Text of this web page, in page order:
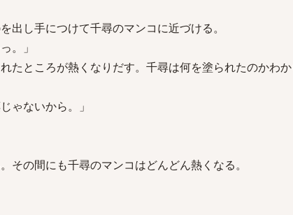
出し手につけて千尋のマンコに近づける。
。」
たところが熱くなりだす。千尋は何を塗られたのかわ
ゃないから。」
その間にも千尋のマンコはどんどん熱くなる。